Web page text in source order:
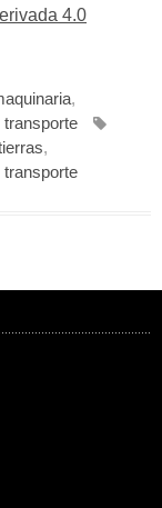
4.0
,
transporte
,
transporte